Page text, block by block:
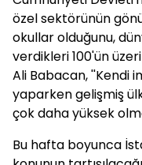
özel sektörünün
okullar olduğunu,
verdikleri 100'ün
Ali Babacan, ''Kendi
yaparken gelişmiş
çok daha yüksek
Bu hafta boyunca